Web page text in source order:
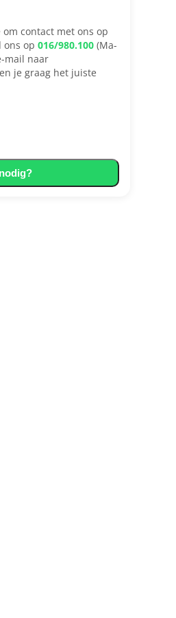
om contact met ons op
ons op 016/980.100(Ma-
mail naar
je graag het juiste